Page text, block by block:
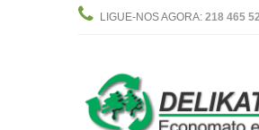
LIGUE-NOS AGORA: 218 465